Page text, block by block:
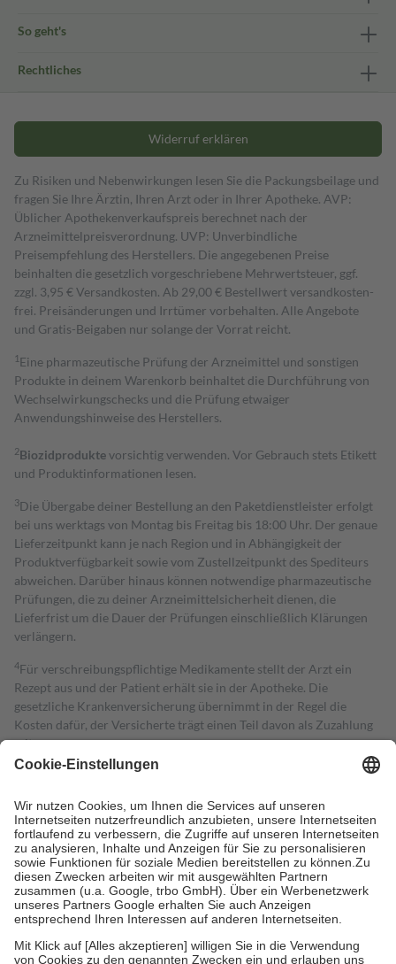
So geht's
Rechtliches
Widerruf erklären
Zu Risiken und Nebenwirkungen lesen Sie die Packungsbeilage und
fragen Sie Ihre Ärztin, Ihren Arzt oder in Ihrer Apotheke. AVP:
Üblicher Apothekenverkaufspreis berechnet nach der
Arzneimittelpreisverordnung. UVP: Unverbindliche
Preisempfehlung des Herstellers. Die angegebenen Preise
beinhalten die gesetzlich vorgeschriebene Mehrwertsteuer, ggf.
zzgl. 3,95 € Versandkosten. Ab 29,00 € Bestell­wert versand­kosten­
frei. Preisänderungen und Irrtümer vorbehalten. Alle Angebote
und Gratis-Beigaben nur solange der Vorrat reicht.
1 Eine pharmazeutische Prüfung der Arzneimittel und sonstigen
Produkte in deinem Warenkorb beinhaltet die Durchführung von
Wechselwirkungschecks und die Prüfung etwaiger
Anwendungshinweise des Herstellers.
2Biozidproduktevorsichtig verwenden. Vor Gebrauch stets Etikett
und Produktinformationen lesen.
3Die Übergabe deiner Bestellung an den Paketdienstleister erfolgt
bei uns werktags von Montag bis Freitag bis 18:00 Uhr. Der genaue
Lieferzeitpunkt kann je nach Region und in Abhängigkeit der
Produktverfügbarkeit sowie vom Zustellzeitpunkt des Spediteurs
abweichen. Darüber hinaus können notwendige pharmazeutische
Prüfungen, die zu deiner Arzneimittelsicherheit dienen, die
Lieferfrist um die Dauer der Prüfungen einschließlich Klärungen
verlängern.
4Für verschreibungspflichtige Medikamente stellt der Arzt ein
Rezept aus und der Patient erhält sie in der Apotheke. Die
gesetzliche Krankenversicherung übernimmt in der Regel die
Kosten dafür, der Versicherte trägt einen Teil davon als Zuzahlung
mit.
Grundsätzlich leisten Mitglieder Zuzahlungen in Höhe von zehn
höchstens zehn Euro.
Es sind jedoch nie mehr als die tatsächlichen
Kosten der Leistung zu entrichten.
Diese Regeln gelten grundsätzlich auch für Online-Apotheken.
Bei Heilmitteln und häuslicher Krankenpflege beträgt die
Zuzahlung zehn Prozent der Kosten sowie zehn Euro je
Verordnung.
Um das Engagement der Versicherten für ihre eigene Gesundheit zu
stärken und die besondere Stellung der Familie zu unterstützen,
fallenkeine Zuzahlungenan bei: